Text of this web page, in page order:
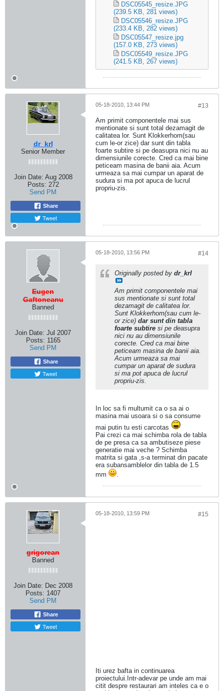
DSC05545_resize.JPG
(239.5 KB, 281 views)
DSC05546_resize.JPG
(233.4 KB, 282 views)
DSC05547_resize.jpg
(157.0 KB, 273 views)
DSC05549_resize.JPG
(241.5 KB, 267 views)
dr_krl
Senior Member
Join Date: Aug 2008
Posts: 272
Send PM
Share
Tweet
#13
05-18-2010, 13:44 PM
Am primit componentele mai sus
mentionate si sunt total dezamagit de
calitatea lor. Sunt Klokkerhom(sau
cum le-or zice) dar sunt din tabla
foarte subtire si pe deasupra nici nu au
dimensiunile corecte. Cred ca mai bine
peticeam masina de banii aia. Acum
urmeaza sa mai cumpar un aparat de
sudura si ma pot apuca de lucrul
propriu-zis.
Eugen
Gaftoneanu
Banned
Join Date: Jul 2007
Posts: 1165
Send PM
Share
Tweet
#14
05-18-2010, 13:56 PM
Originally posted by dr_krl
Am primit componentele mai
sus mentionate si sunt total
dezamagit de calitatea lor.
Sunt Klokkerhom(sau cum le-
or zice) dar sunt din tabla
foarte subtire si pe deasupra
nici nu au dimensiunile
corecte. Cred ca mai bine
peticeam masina de banii aia.
Acum urmeaza sa mai
cumpar un aparat de sudura
si ma pot apuca de lucrul
propriu-zis.
In loc sa fi multumit ca o sa ai o
masina mai usoara si o sa consume
mai putin tu esti carcotas
Pai crezi ca mai schimba rola de tabla
de pe presa ca sa ambutiseze piese
generatie mai veche ? Schimba
matrita si gata ,s-a terminat din pacate
era subansamblelor din tabla de 1.5
mm
.
grigorean
Banned
Join Date: Dec 2008
Posts: 1407
Send PM
Share
Tweet
#15
05-18-2010, 13:59 PM
Iti urez bafta in continuarea
proiectului.Intr-adevar pe unde am mai
citit despre restaurari am inteles ca e o